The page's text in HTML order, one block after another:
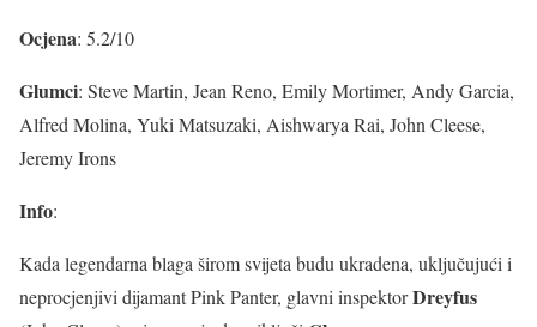
Ocjena: 5.2/10
Glumci: Steve Martin, Jean Reno, Emily Mortimer, Andy Garcia,
Alfred Molina, Yuki Matsuzaki, Aishwarya Rai, John Cleese,
Jeremy Irons
Info:
Kada legendarna blaga širom svijeta budu ukradena, uključujući i
neprocjenjivi dijamant Pink Panter, glavni inspektorDreyfus